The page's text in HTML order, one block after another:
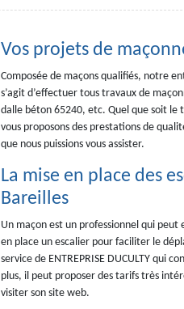
Vos projets de
Composée de maçons qualifiés, notre
s’agit d’effectuer tous travaux de
dalle béton 65240, etc. Quel que soit le
vous proposons des prestations de
que nous puissions vous assister.
La mise en place des
Bareilles
Un maçon est un professionnel qui
en place un escalier pour faciliter le
service de ENTREPRISE DUCULTY qui
plus, il peut proposer des tarifs très
visiter son site web.